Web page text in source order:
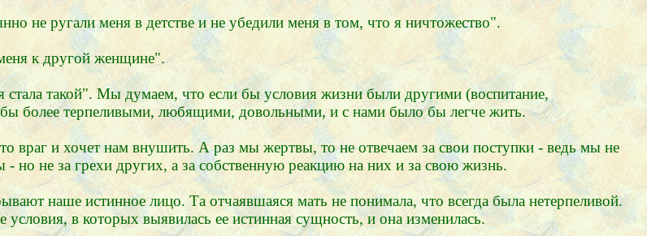
не ругали меня в детстве и не убедили меня в том, что я ничтожество".
к другой женщине".
такой". Мы думаем, что если бы условия жизни были другими (воспитание,
терпеливыми, любящими, довольными, и с нами было бы легче жить.
враг и хочет нам внушить. А раз мы жертвы, то не отвечаем за свои поступки - ведь мы не
но не за грехи других, а за собственную реакцию на них и за свою жизнь.
наше истинное лицо. Та отчаявшаяся мать не понимала, что всегда была нетерпеливой.
в которых выявилась ее истинная сущность, и она изменилась.